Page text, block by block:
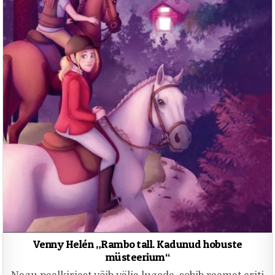
Venny Helén „Rambo tall. Kadunud hobuste
müsteerium“